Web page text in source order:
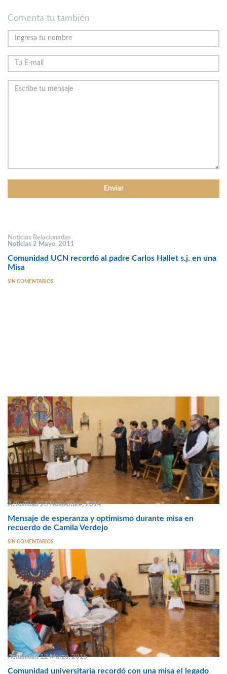
Comenta tu también
Noticias Relacionadas
Noticias 2 Mayo, 2011
Comunidad UCN recordó al padre Carlos Hallet s.j. en una
Misa
SIN COMENTARIOS
Actualidad 28 Noviembre, 2014
Mensaje de esperanza y optimismo durante misa en
recuerdo de Camila Verdejo
SIN COMENTARIOS
Actualidad 12 Marzo, 2015
Comunidad universitaria recordó con una misa el legado